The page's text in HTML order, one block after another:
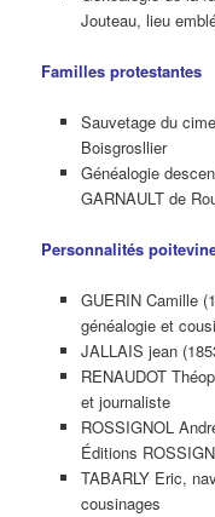
Jouteau, lieu
Familles protestantes
Sauvetage du
Boisgrosllier
Généalogie
GARNAULT de
Personnalités
GUERIN Camille
généalogie et
JALLAIS jean
RENAUDOT
et journaliste
ROSSIGNOL
Éditions
TABARLY Eric,
cousinages